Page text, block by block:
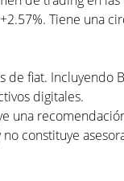
Tiene una
fiat. Incluyendo
digitales.
una
constituye